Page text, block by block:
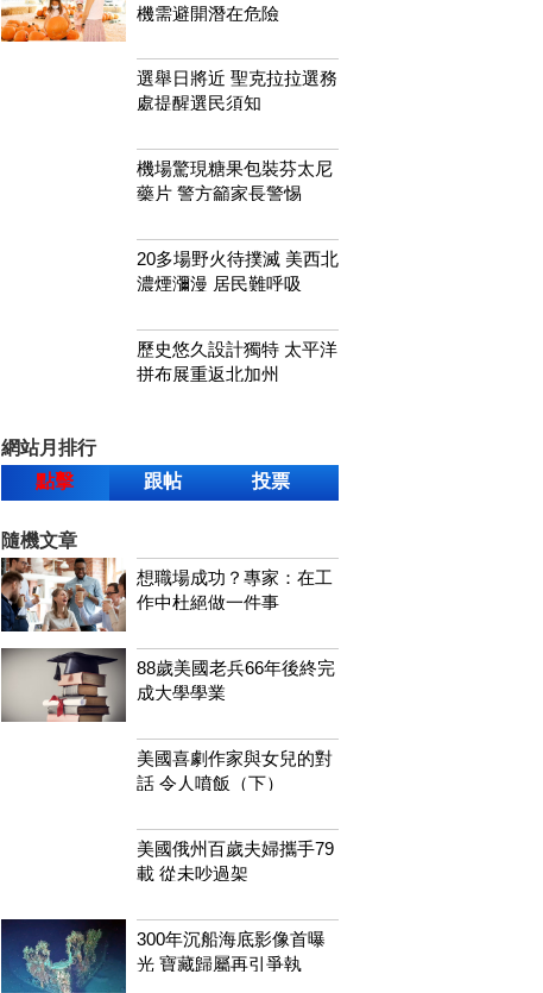
機需避開潛在危險
選舉日將近 聖克拉拉選務
處提醒選民須知
機場驚現糖果包裝芬太尼
藥片 警方籲家長警惕
20多場野火待撲滅 美西北
濃煙瀰漫 居民難呼吸
歷史悠久設計獨特 太平洋
拼布展重返北加州
網站月排行
點擊
跟帖 投票
隨機文章
想職場成功？專家：在工
作中杜絕做一件事
88歲美國老兵66年後終完
成大學學業
美國喜劇作家與女兒的對
話 令人噴飯（下）
美國俄州百歲夫婦攜手79
載 從未吵過架
300年沉船海底影像首曝
光 寶藏歸屬再引爭執